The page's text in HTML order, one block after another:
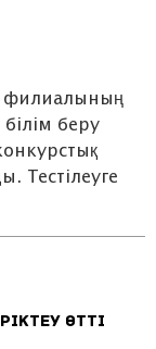
филиалының
беру
Тестілеуге
өтті